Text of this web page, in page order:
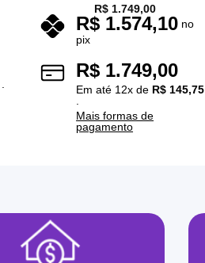
R$1.749,00
R$ 1.574,10 no
pix
R$ 1.749,00
Em até 12x de R$ 145,75
.
Mais formas de
pagamento